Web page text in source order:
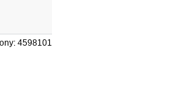
4598101